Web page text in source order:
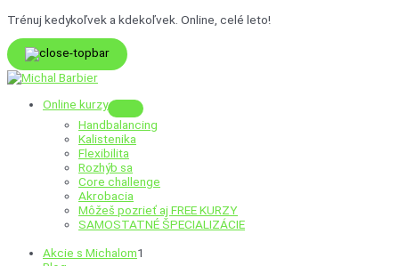
Preskočiť
obsah
Trénuj kedykoľvek a kdekoľvek. Online, celé leto!
Online kurzy
Menu
Toggle
Handbalancing
Kalistenika
Flexibilita
Rozhýb sa
Core challenge
Akrobacia
Môžeš pozrieť ajFREE KURZY
SAMOSTATNÉ ŠPECIALIZÁCIE
Akcie s Michalom1